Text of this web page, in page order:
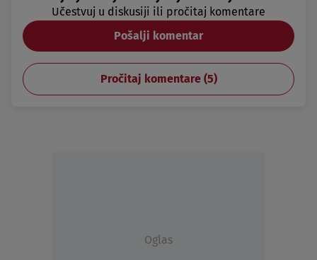
Učestvuj u diskusiji ili pročitaj komentare
Pošalji komentar
Pročitaj komentare (5)
Oglas